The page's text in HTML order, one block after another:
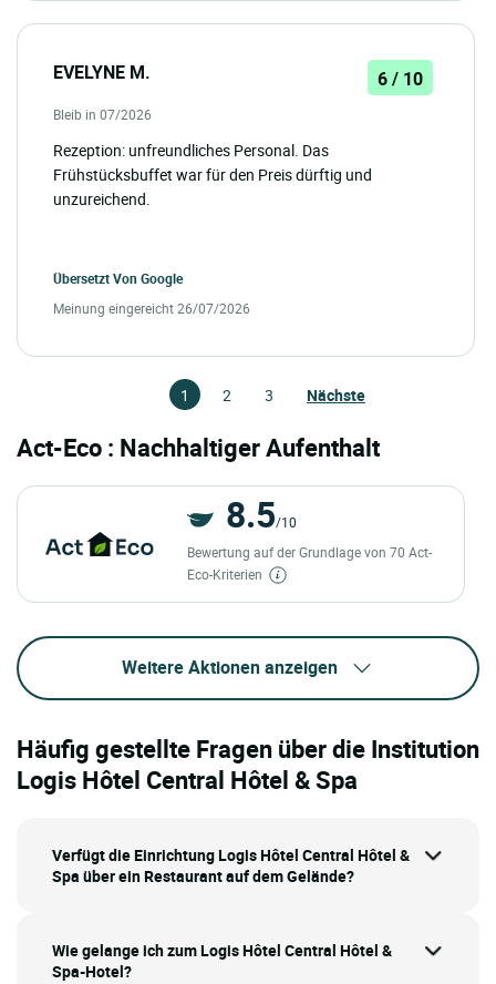
EVELYNE M. 6 / 10
Bleib in 07/2026
Rezeption: unfreundliches Personal. Das
Frühstücksbuffet war für den Preis dürftig und
unzureichend.
Übersetzt Von Google
Meinung eingereicht 26/07/2026
1 2 3 Nächste
Act-Eco : Nachhaltiger Aufenthalt
8.5/10
Bewertung auf der Grundlage von 70 Act-
Eco-Kriterien
Weitere Aktionen anzeigen
Häufig gestellte Fragen über die Institution
Logis Hôtel Central Hôtel & Spa
Verfügt die Einrichtung Logis Hôtel Central Hôtel &
Spa über ein Restaurant auf dem Gelände?
Wie gelange ich zum Logis Hôtel Central Hôtel &
Spa-Hotel?